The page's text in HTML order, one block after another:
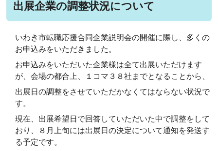
出展企業の調整状況について
いわき市転職応援合同企業説明会の開催に際し、多くの
お申込みをいただきました。
お申込みをいただいた企業様は全て出展いただけます
が、会場の都合上、１コマ３８社までとなることから、
出展日の調整をさせていただかなくてはならない状況で
す。
現在、出展希望日で回答していただいた中で調整をして
おり、８月上旬には出展日の決定について通知を発送す
る予定です。